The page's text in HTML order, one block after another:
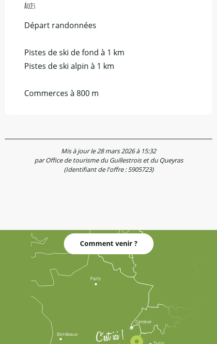
Accès
Accès
Départ randonnées
Pistes de ski de fond à 1 km
Pistes de ski alpin à 1 km
Commerces à 800 m
Mis à jour le 28 mars 2026 à 15:32
par Office de tourisme du Guillestrois et du Queyras
(Identifiant de l'offre :5905723)
Comment venir ?